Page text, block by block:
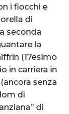
i fiocchi e
di
seconda
la
(17esimo
in carriera in
senza
di
di